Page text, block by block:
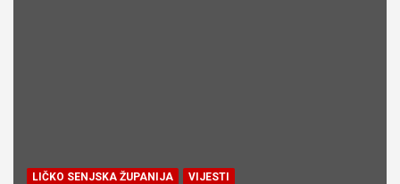
LIČKO SENJSKA ŽUPANIJA VIJESTI